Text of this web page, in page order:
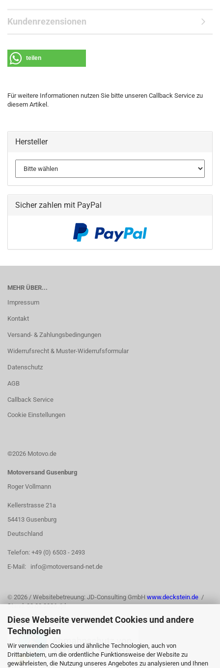
Diese Webseite verwendet Cookies und andere
Technologien
Wir verwenden Cookies und ähnliche Technologien, auch von
Drittanbietern, um die ordentliche Funktionsweise der Website zu
gewährleisten, die Nutzung unseres Angebotes zu analysieren und Ihnen
Kundenrezensionen
teilen
Für weitere Informationen nutzen Sie bitte unseren Callback Service zu
diesem Artikel.
Hersteller
Sicher zahlen mit PayPal
MEHR ÜBER...
Impressum
Kontakt
Versand- & Zahlungsbedingungen
Widerrufsrecht & Muster-Widerrufsformular
Datenschutz
AGB
Callback Service
Cookie Einstellungen
©2026 Motovo.de
Motoversand Gusenburg
Roger Vollmann
Kellerstrasse 21a
54413 Gusenburg
Deutschland
Telefon: +49 (0) 6503 - 2493
E-Mail: info@motoversand-net.de
© 2026 / Websitebetreuung: JD-Consulting GmbH www.deckstein.de /
Stand: 03.08.2026 /jd